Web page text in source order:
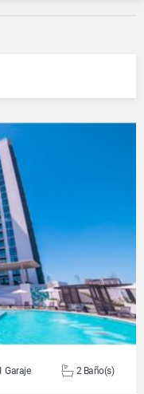
Garaje 2 Baño(s)